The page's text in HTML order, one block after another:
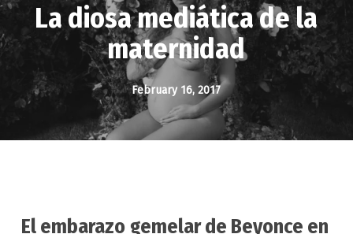
La diosa mediática de la
maternidad
February 16, 2017
El embarazo gemelar de Beyonce en